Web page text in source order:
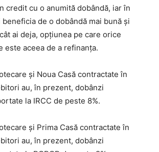
credit cu o anumită dobândă, iar în
de o dobândă mai bună și
ai deja, opțiunea pe care orice
este aceea de a refinanța.
și Noua Casă contractate în
au, în prezent, dobânzi
la IRCC de peste 8%.
și Prima Casă contractate în
au, în prezent, dobânzi